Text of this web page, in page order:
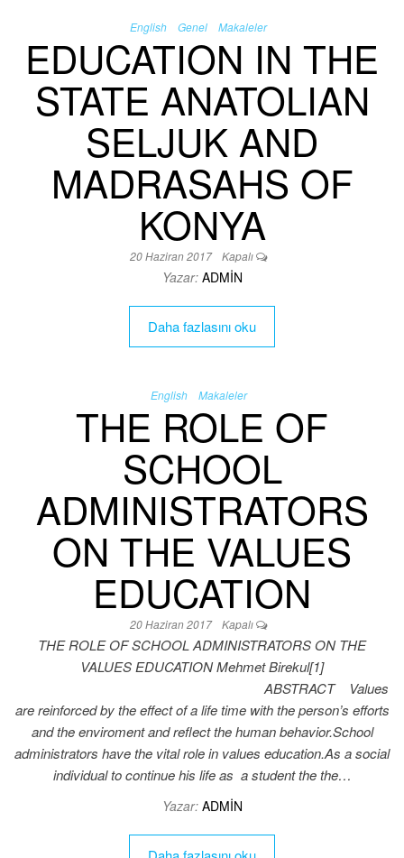
English Genel Makaleler
EDUCATION IN THE
STATE ANATOLIAN
SELJUK AND
MADRASAHS OF
KONYA
20 Haziran 2017 Kapalı
Yazar: ADMIN
Daha fazlasını oku
English Makaleler
THE ROLE OF
SCHOOL
ADMINISTRATORS
ON THE VALUES
EDUCATION
20 Haziran 2017 Kapalı
THE ROLE OF SCHOOL ADMINISTRATORS ON THE
VALUES EDUCATION Mehmet Birekul[1]
ABSTRACT Values
are reinforced by the effect of a life time with the person’s efforts
and the enviroment and reflect the human behavior.School
administrators have the vital role in values education.As a social
individual to continue his life as a student the the…
Yazar: ADMIN